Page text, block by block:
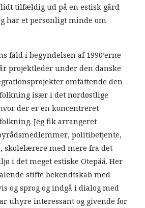
tilfældig ud på en estisk gård
har et personligt minde om
fald i begyndelsen af 1990’erne
projektleder under den danske
omfattende den
især i det nordøstlige
der er en koncentreret
Jeg fik arrangeret
politibetjente,
skolelærere med mere fra det
i det meget estiske Otepää. Her
stifte bekendtskab med
og sprog og indgå i dialog med
uhyre interessant og givende for